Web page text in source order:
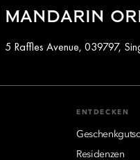
MANDARIN
5 Raffles Avenue, 039797,
ENTDECKEN
Residenzen